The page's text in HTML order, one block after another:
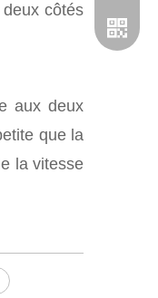
côtés
aux deux
que la
la vitesse